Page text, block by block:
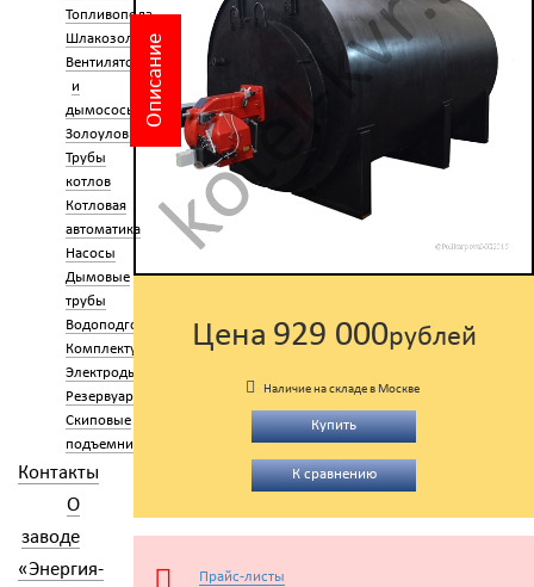
Топливоподача
Шлакозолоудаление
Вентиляторы
и
дымососы
Золоуловители
Трубы
котлов
Котловая
автоматика
Насосы
Дымовые
трубы
Водоподготовка
Комплектующие
Электроды
Резервуары
Скиповые
подъемники
Контакты
О
заводе
«Энергия-
Описание
Цена 929 000рублей
Наличие на складе в Москве
Купить
К сравнению
Прайс-листы